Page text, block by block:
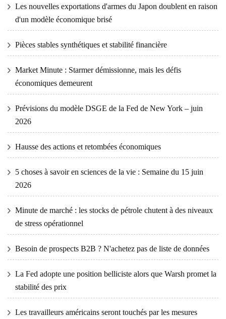
Les nouvelles exportations d'armes du Japon doublent en raison
d'un modèle économique brisé
Pièces stables synthétiques et stabilité financière
Market Minute : Starmer démissionne, mais les défis
économiques demeurent
Prévisions du modèle DSGE de la Fed de New York – juin
2026
Hausse des actions et retombées économiques
5 choses à savoir en sciences de la vie : Semaine du 15 juin
2026
Minute de marché : les stocks de pétrole chutent à des niveaux
de stress opérationnel
Besoin de prospects B2B ? N'achetez pas de liste de données
La Fed adopte une position belliciste alors que Warsh promet la
stabilité des prix
Les travailleurs américains seront touchés par les mesures